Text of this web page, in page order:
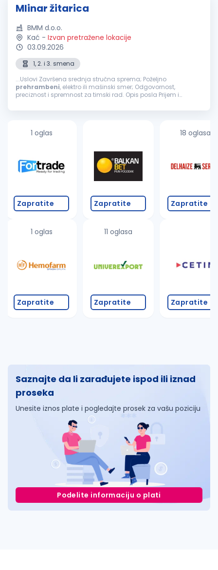
Mlinar žitarica
BMM d.o.o.
Kać - Izvan pretražene lokacije
03.09.2026
1, 2. i 3. smena
...Uslovi Završena srednja stručna sprema; Poželjno
prehrambeni, elektro ili mašinski smer; Odgovornost,
preciznost i spremnost za timski rad. Opis posla Prijem i
pšenice; Praćenje...
1 oglas
Zapratite
1 oglas
Zapratite
Zapratite
11 oglasa
Zapratite
18 oglasa
Zapratite
Zapratite
Saznajte da li zarađujete ispod ili iznad
proseka
Unesite iznos plate i pogledajte prosek za vašu poziciju
Podelite informaciju o plati